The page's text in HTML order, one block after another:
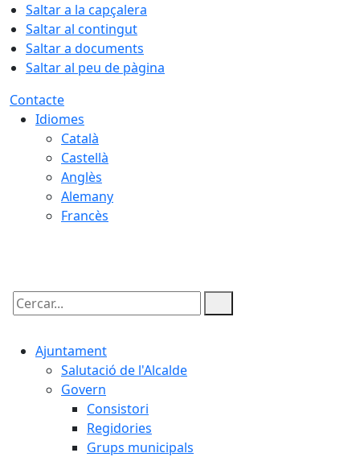
Saltar a la capçalera
Saltar al contingut
Saltar a documents
Saltar al peu de pàgina
Contacte
Idiomes
Català
Castellà
Anglès
Alemany
Francès
Cercar:
Ajuntament
Salutació de l'Alcalde
Govern
Consistori
Regidories
Grups municipals